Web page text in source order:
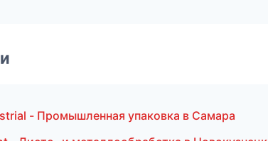
- Промышленная упаковка в Самара